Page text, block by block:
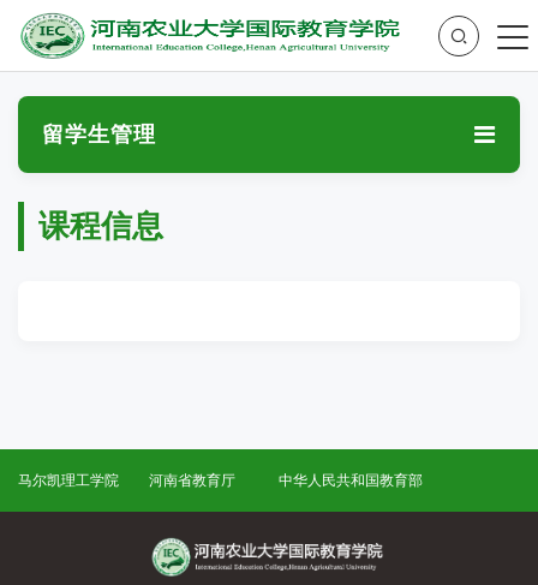
留学生管理
课程信息
马尔凯理工学院 河南省教育厅 中华人民共和国教育部